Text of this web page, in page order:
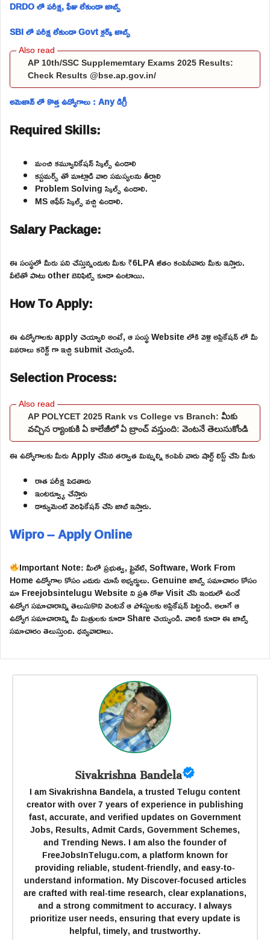
DRDO లో పరీక్ష, ఫీజు లేకుండా జాబ్స్
SBI లో పరీక్ష లేకుండా Govt క్లర్క్ జాబ్స్
AP 10th/SSC Supplememtary Exams 2025 Results:
Check Results @bse.ap.gov.in/
అమెజాన్ లో కొత్త ఉద్యోగాలు : Any డిగ్రీ
Required Skills:
మంచి కమ్యూనికేషన్ స్కిల్స్ ఉండాలి
కస్టమర్స్ తో మాట్లాడి వారి సమస్యలను తీర్చాలి
Problem Solving స్కిల్స్ ఉండాలి.
MS ఆఫీస్ స్కిల్స్ వచ్చి ఉండాలి.
Salary Package:
ఈ సంస్థలో మీరు పని చేస్తున్నందుకు మీకు ₹6LPA జీతం కంపెనీవారు మీకు ఇస్తారు.
వీటితో పాటు other బెనిఫిట్స్ కూడా ఉంటాయి.
How To Apply:
ఈ ఉద్యోగాలకు apply చెయ్యాలి అంటే, ఆ సంస్థ Website లోకి వెళ్లి అప్లికేషన్ లో మీ
వివరాలు కరెక్ట్ గా ఇచ్చి submit చెయ్యండి.
Selection Process:
AP POLYCET 2025 Rank vs College vs Branch: మీకు
వచ్చిన ర్యాంకుకి ఏ కాలేజీలో ఏ బ్రాంచ్ వస్తుంది: వెంటనే తెలుసుకోండి
ఈ ఉద్యోగాలకు మీరు Apply చేసిన తర్వాత మిమ్మల్ని కంపెనీ వారు షార్ట్ లిస్ట్ చేసి మీకు
రాత పరీక్ష పెడతారు
ఇంటర్వ్యూ చేస్తారు
డాక్యుమెంట్ వెరిఫికేషన్ చేసి జాబ్ ఇస్తారు.
Wipro – Apply Online
Important Note: మీలో ప్రభుత్వ, ప్రైవేట్, Software, Work From
Home ఉద్యోగాల కోసం ఎదురు చూసే అభ్యర్థులు. Genuine జాబ్స్ సమాచారం కోసం
మా Freejobsintelugu Website ని ప్రతి రోజు Visit చేసి ఇందులో ఉండే
ఉద్యోగ సమాచారాన్ని తెలుసుకొని వెంటనే ఆ పోస్టులకు అప్లికేషన్ పెట్టండి. అలాగే ఆ
ఉద్యోగ సమాచారాన్ని మీ మిత్రులకు కూడా Share చెయ్యండి. వారికి కూడా ఈ జాబ్స్
సమాచారం తెలుస్తుంది. ధన్యవాదాలు.
Sivakrishna Bandela
I am Sivakrishna Bandela, a trusted Telugu content
creator with over 7 years of experience in publishing
fast, accurate, and verified updates on Government
Jobs, Results, Admit Cards, Government Schemes,
and Trending News. I am also the founder of
FreeJobsInTelugu.com, a platform known for
providing reliable, student-friendly, and easy-to-
understand information. My Discover-focused articles
are crafted with real-time research, clear explanations,
and a strong commitment to accuracy. I always
prioritize user needs, ensuring that every update is
helpful, timely, and trustworthy.